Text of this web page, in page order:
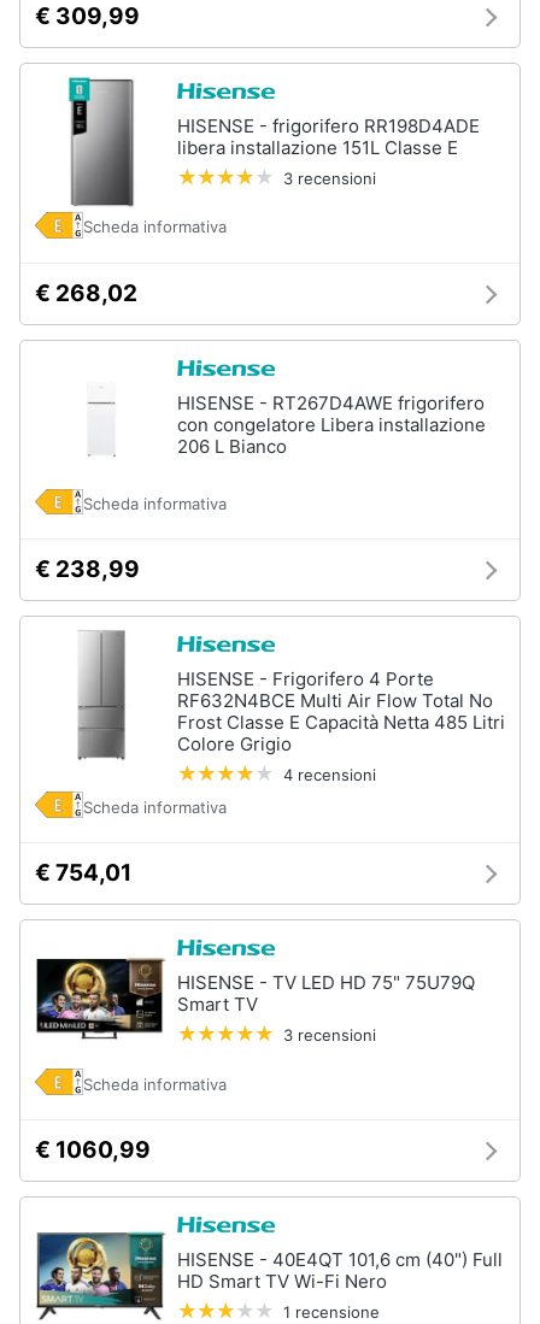
€ 309,99
HISENSE - frigorifero RR198D4ADE
libera installazione 151L Classe E
3 recensioni
Scheda informativa
€ 268,02
HISENSE - RT267D4AWE frigorifero
con congelatore Libera installazione
206 L Bianco
Scheda informativa
€ 238,99
HISENSE - Frigorifero 4 Porte
RF632N4BCE Multi Air Flow Total No
Frost Classe E Capacità Netta 485 Litri
Colore Grigio
4 recensioni
Scheda informativa
€ 754,01
HISENSE - TV LED HD 75" 75U79Q
Smart TV
3 recensioni
Scheda informativa
€ 1060,99
HISENSE - 40E4QT 101,6 cm (40") Full
HD Smart TV Wi-Fi Nero
1 recensione